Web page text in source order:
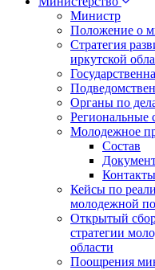
Министр
Положение о
Стратегия
иркутской
Органы по
Региональные
Молодежное
Состав
Контакты
Кейсы по
молодежной
Открытый
стратегии
области
Поощрения